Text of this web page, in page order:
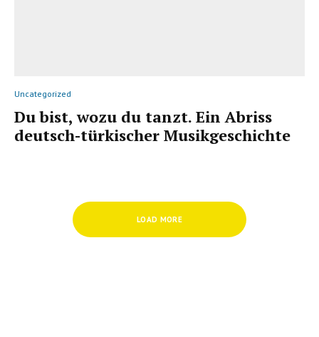
Uncategorized
Du bist, wozu du tanzt. Ein Abriss
deutsch-türkischer Musikgeschichte
LOAD MORE